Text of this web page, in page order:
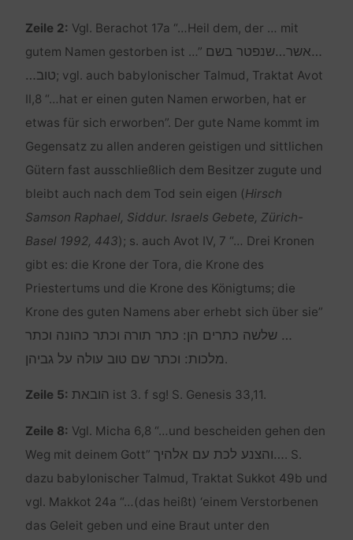
Zeile 2: Vgl. Berachot 17a “…Heil dem, der … mit
gutem Namen gestorben ist …” …אשר…שנפטר בשם
טוב…; vgl. auch babylonischer Talmud, Traktat Avot
II,8 “…hat er einen guten Namen erworben, hat er
etwas für sich erworben”. Der gute Name kommt im
Gegensatz zu allen anderen geistigen und sittlichen
Gütern fast ausschließlich dem Besitzer zugute und
bleibt auch nach dem Tod sein eigen (Hirsch
Samson Raphael, Siddur. Israels Gebete, Zürich-
Basel 1992, 443); s. auch Avot IV, 7 “… Drei Kronen
gibt es: die Krone der Tora, die Krone des
Priestertums und die Krone des Königtums; die
Krone des guten Namens aber erhebt sich über sie”
… שלשה כתרים הן: כתר תורה וכתר כהונה וכתר
מלכות: וכתר שם טוב עולה על גביהן.
Zeile 5: הובאת ist 3. f sg! S. Genesis 33,11.
Zeile 8: Vgl. Micha 6,8 “…und bescheiden gehen den
Weg mit deinem Gott” …והצנע לכת עם אלהיך . S.
dazu babylonischer Talmud, Traktat Sukkot 49b und
vgl. Makkot 24a “…(das heißt) ‘einem Verstorbenen
das Geleit geben und eine Braut unter den